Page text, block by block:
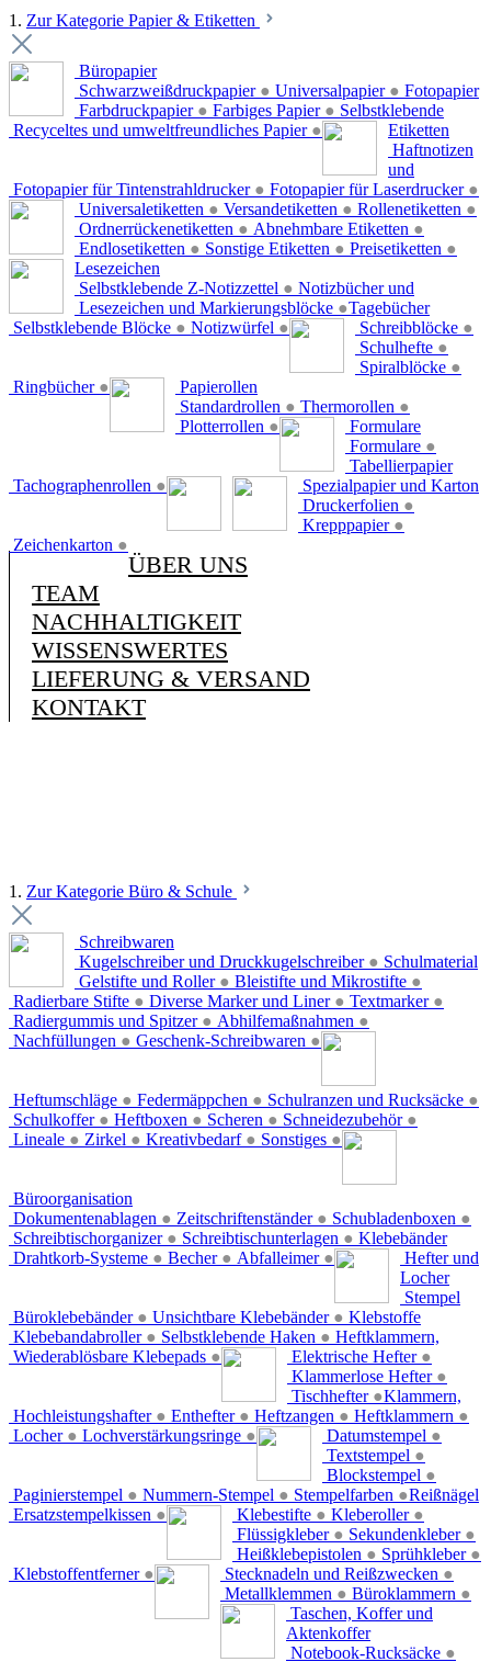
1. Zur Kategorie Papier & Etiketten
Büropapier
Schwarzweißdruckpapier ● Universalpapier ●
Farbdruckpapier ● Farbiges Papier ●
Recyceltes und umweltfreundliches Papier ●
Fotopapier
Fotopapier für Tintenstrahldrucker ● Fotopapier für Laserdrucker ●
Selbstklebende
Etiketten
Universaletiketten ● Versandetiketten ● Rollenetiketten ●
Ordnerrückenetiketten ● Abnehmbare Etiketten ●
Endlosetiketten ● Sonstige Etiketten ● Preisetiketten ●
Haftnotizen
und
Lesezeichen
Selbstklebende Z-Notizzettel ●
Lesezeichen und Markierungsblöcke ●
Selbstklebende Blöcke ● Notizwürfel ●
Notizbücher und
Tagebücher
Schreibblöcke ●
Schulhefte ●
Spiralblöcke ●
Ringbücher ●
Papierollen
Standardrollen ● Thermorollen ●
Plotterrollen ●
Formulare
Formulare ●
Tachographenrollen ●
Tabellierpapier
Spezialpapier und Karton
Druckerfolien ●
Krepppapier ●
Zeichenkarton ●
ÜBER UNS
TEAM
NACHHALTIGKEIT
WISSENSWERTES
LIEFERUNG & VERSAND
KONTAKT
1. Zur Kategorie Büro & Schule
Schreibwaren
Kugelschreiber und Druckkugelschreiber ●
Gelstifte und Roller ● Bleistifte und Mikrostifte ●
Radierbare Stifte ● Diverse Marker und Liner ● Textmarker ●
Radiergummis und Spitzer ● Abhilfemaßnahmen ●
Nachfüllungen ● Geschenk-Schreibwaren ●
Schulmaterial
Heftumschläge ● Federmäppchen ● Schulranzen und Rucksäcke ●
Schulkoffer ● Heftboxen ● Scheren ● Schneidezubehör ●
Lineale ● Zirkel ● Kreativbedarf ● Sonstiges ●
Büroorganisation
Dokumentenablagen ● Zeitschriftenständer ● Schubladenboxen ●
Schreibtischorganizer ● Schreibtischunterlagen ●
Drahtkorb-Systeme ● Becher ● Abfalleimer ●
Klebebänder
Büroklebebänder ● Unsichtbare Klebebänder ●
Klebebandabroller ● Selbstklebende Haken ●
Wiederablösbare Klebepads ●
Hefter und
Locher
Elektrische Hefter ●
Klammerlose Hefter ●
Tischhefter ●
Hochleistungshafter ● Enthefter ● Heftzangen ● Heftklammern ●
Locher ● Lochverstärkungsringe ●
Stempel
Datumstempel ●
Textstempel ●
Blockstempel ●
Paginierstempel ● Nummern-Stempel ● Stempelfarben ●
Ersatzstempelkissen ●
Klebstoffe
Klebestifte ● Kleberoller ●
Flüssigkleber ● Sekundenkleber ●
Heißklebepistolen ● Sprühkleber ●
Klebstoffentferner ●
Heftklammern,
Klammern,
Reißnägel
Stecknadeln und Reißzwecken ●
Metallklemmen ● Büroklammern ●
Taschen, Koffer und
Aktenkoffer
Notebook-Rucksäcke ●